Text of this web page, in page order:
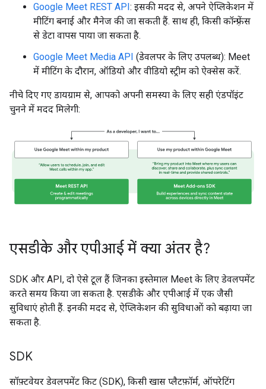
Google Meet REST API: इसकी मदद से, अपने ऐप्लिकेशन में
मीटिंग बनाई और मैनेज की जा सकती हैं. साथ ही, किसी कॉन्फ़्रेंस
से डेटा वापस पाया जा सकता है.
Google Meet Media API (डेवलपर के लिए उपलब्ध): Meet
में मीटिंग के दौरान, ऑडियो और वीडियो स्ट्रीम को ऐक्सेस करें.
नीचे दिए गए डायग्राम से, आपको अपनी समस्या के लिए सही एंडपॉइंट
चुनने में मदद मिलेगी:
एसडीके और एपीआई में क्या अंतर है?
SDK और API, दो ऐसे टूल हैं जिनका इस्तेमाल Meet के लिए डेवलपमेंट
करते समय किया जा सकता है. एसडीके और एपीआई में एक जैसी
सुविधाएं होती हैं. इनकी मदद से, ऐप्लिकेशन की सुविधाओं को बढ़ाया जा
सकता है.
SDK
सॉफ़्टवेयर डेवलपमेंट किट (SDK), किसी खास प्लैटफ़ॉर्म, ऑपरेटिंग